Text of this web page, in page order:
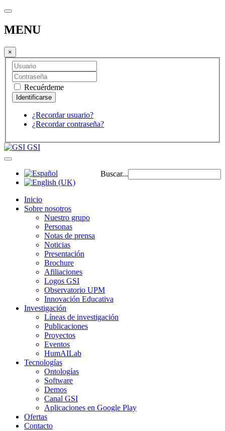
MENU
×
Recuérdeme
¿Recordar usuario?
¿Recordar contraseña?
GSI
Buscar...
Inicio
Sobre nosotros
Nuestro grupo
Personas
Notas de prensa
Noticias
Presentación
Brochure
Afiliaciones
Logos GSI
Observatorio UPM
Innovación Educativa
Investigación
Líneas de investigación
Publicaciones
Proyectos
Eventos
HumAILab
Tecnologías
Ontologías
Software
Demos
Canal GSI
Aplicaciones en Google Play
Ofertas
Contacto